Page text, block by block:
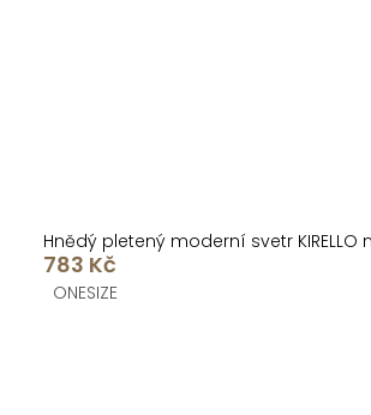
Hnědý pletený moderní svetr KIRELLO
783 Kč
ONESIZE